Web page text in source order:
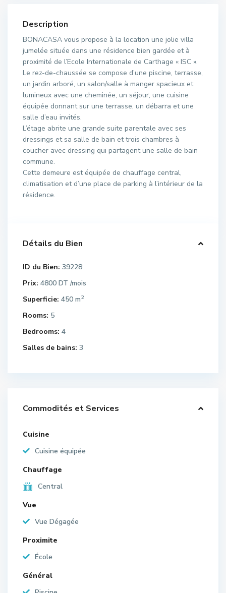
Description
BONACASA vous propose à la location une jolie villa
jumelée située dans une résidence bien gardée et à
proximité de l’Ecole Internationale de Carthage « ISC ».
Le rez-de-chaussée se compose d’une piscine, terrasse,
un jardin arboré, un salon/salle à manger spacieux et
lumineux avec une cheminée, un séjour, une cuisine
équipée donnant sur une terrasse, un débarra et une
salle d’eau invités.
L’étage abrite une grande suite parentale avec ses
dressings et sa salle de bain et trois chambres à
coucher avec dressing qui partagent une salle de bain
commune.
Cette demeure est équipée de chauffage central,
climatisation et d’une place de parking à l’intérieur de la
résidence.
Détails du Bien
ID du Bien: 39228
Prix: 4800 DT /mois
Superficie: 450 m2
Rooms: 5
Bedrooms: 4
Salles de bains: 3
Commodités et Services
Cuisine
Cuisine équipée
Chauffage
Central
Vue
Vue Dégagée
Proximite
École
Général